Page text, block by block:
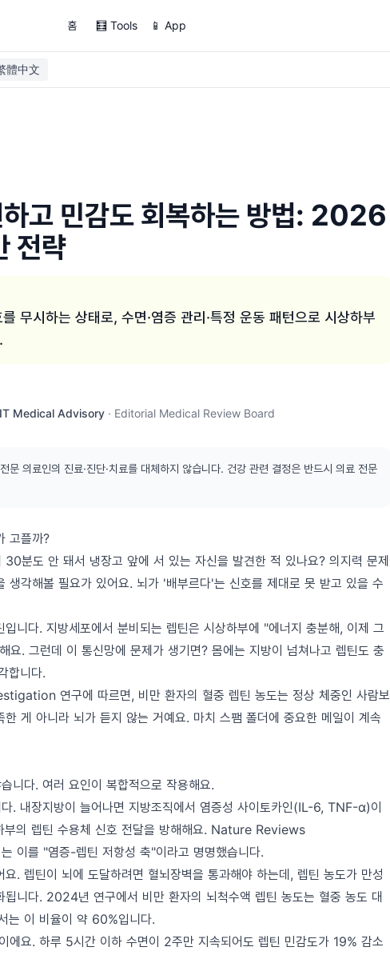
홈 🧮 Tools 📱 App
體中文
하고 민감도 회복하는 방법: 2026
전략
무시하는 상태로, 수면·염증 관리·특정 운동 패턴으로 시상하부
Medical Advisory · Editorial Medical Review Board
문 의료인의 진료·진단·치료를 대체하지 않습니다. 건강 관련 결정은 반드시 의료 전문
고플까?
분도 안 돼서 냉장고 앞에 서 있는 자신을 발견한 적 있나요? 의지력 문제
생각해볼 필요가 있어요. 뇌가 '배부르다'는 신호를 제대로 못 받고 있을 수
니다. 지방세포에서 분비되는 렙틴은 시상하부에 "에너지 충분해, 이제 그
요. 그런데 이 통신망에 문제가 생기면? 몸에는 지방이 넘쳐나고 렙틴도 충
합니다.
연구에 따르면, 비만 환자의 혈중 렙틴 농도는 정상 체중인 사람보
게 아니라 뇌가 듣지 않는 거예요. 마치 스팸 폴더에 중요한 메일이 계속
니다. 여러 요인이 복합적으로 작용해요.
. 내장지방이 늘어나면 지방조직에서 염증성 사이토카인(IL-6, TNF-α)이
부의 렙틴 수용체 신호 전달을 방해해요. Nature Reviews
를 "염증-렙틴 저항성 축"이라고 명명했습니다.
. 렙틴이 뇌에 도달하려면 혈뇌장벽을 통과해야 하는데, 렙틴 농도가 만성
됩니다. 2024년 연구에서 비만 환자의 뇌척수액 렙틴 농도는 혈중 농도 대
는 이 비율이 약 60%입니다.
에요. 하루 5시간 이하 수면이 2주만 지속되어도 렙틴 민감도가 19% 감소